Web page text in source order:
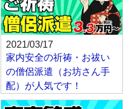
2021/03/17
家内安全の祈祷・お祓い
の僧侶派遣（お坊さん手
配）が人気です！